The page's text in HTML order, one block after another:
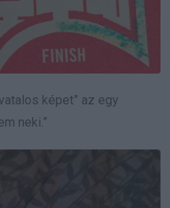
képet” az egy
neki.”